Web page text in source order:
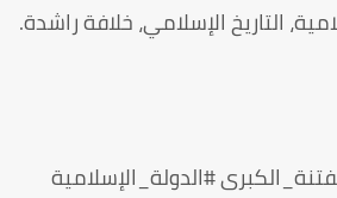
التاريخ الإسلامي، خلافة راشدة.
#الدولة_الإسلامية